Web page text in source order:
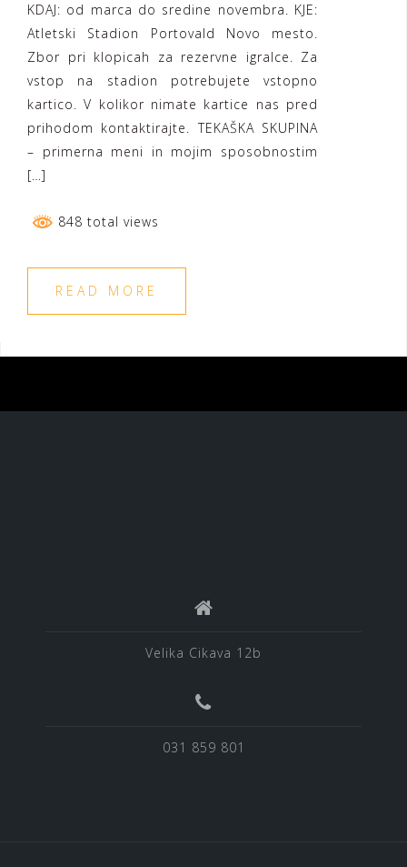
KDAJ: od marca do sredine novembra. KJE:
Atletski Stadion Portovald Novo mesto.
Zbor pri klopicah za rezervne igralce. Za
vstop na stadion potrebujete vstopno
kartico. V kolikor nimate kartice nas pred
prihodom kontaktirajte. TEKAŠKA SKUPINA
– primerna meni in mojim sposobnostim
[…]
848 total views
READ MORE
Velika Cikava 12b
031 859 801